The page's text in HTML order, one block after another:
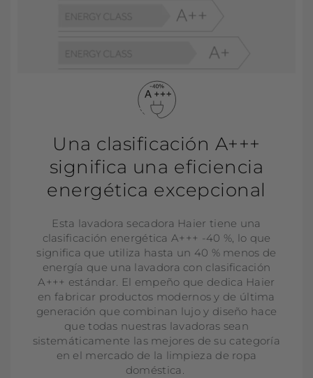
Una clasificación A+++
significa una eficiencia
energética excepcional
Esta lavadora secadora Haier tiene una
clasificación energética A+++ -40 %, lo que
significa que utiliza hasta un 40 % menos de
energía que una lavadora con clasificación
A+++ estándar. El empeño que dedica Haier
en fabricar productos modernos y de última
generación que combinan lujo y diseño hace
que todas nuestras lavadoras sean
sistemáticamente las mejores de su categoría
en el mercado de la limpieza de ropa
doméstica.